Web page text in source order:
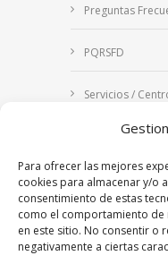
Para ofrecer las mejores
cookies para almacenar y/o
consentimiento de estas
como el comportamiento de
en este sitio. No consentir o
negativamente a ciertas
Preguntas
PQRSFD
Servicios /
Correo
Notificaciones